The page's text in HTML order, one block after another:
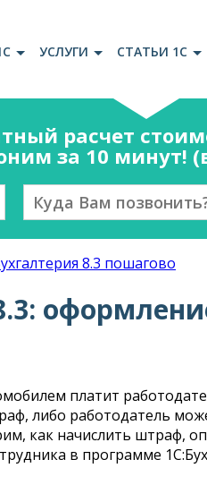
УСЛУГИ СТАТЬИ 1С
расчет
за 10 минут!
8.3 пошагово
платит
либо работодатель
как начислить штраф,
в программе